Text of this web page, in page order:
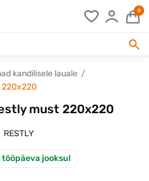
0
kandilisele lauale
220x220
must 220x220
RESTLY
jooksul